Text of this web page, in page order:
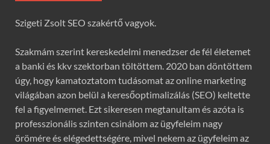
Szigeti Zsolt SEO szakértő vagyok.
Szakmám szerint kereskedelmi menedzser de fél életemet
a banki és kkv szektorban töltöttem. 2020 ban döntöttem
úgy, hogy kamatoztatom tudásomat az online marketing
világában azon belül a keresőoptimalizálás (SEO) keltette
fel a figyelmemet. Ezt sikeresen megtanultam és azóta is
professzionális szinten csinálom az ügyfeleim nagy
örömére és elégedettségére, mivel nekem az ügyfeleim az